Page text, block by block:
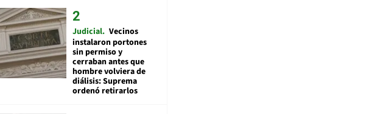
Judicial Vecinos
instalaron portones
sin permiso y
cerraban antes que
hombre volviera de
diálisis: Suprema
ordenó retirarlos